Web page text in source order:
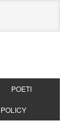
POETI